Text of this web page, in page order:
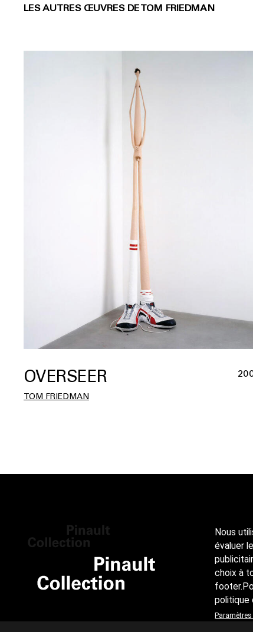
LES AUTRES ŒUVRES DE TOM FRIEDMAN
OVERSEER
TOM FRIEDMAN
Nous
évaluer
choix à
politique